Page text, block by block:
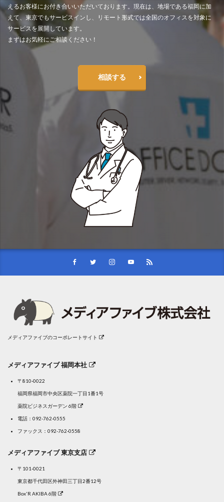
えるお客様にお付き合いいただいております。現在は、地場である福岡に加
えて、東京でもサービスインし、リモート形式では全国のオフィスを対象に
サービスを展開しています。
まずはお気軽にご相談ください！
相談する
メディアファイブのコーポレートサイト
メディアファイブ 福岡本社
〒810-0022
福岡県福岡市中央区薬院一丁目1番1号
薬院ビジネスガーデン 6階
電話： 092-762-0555
ファックス：092-762-0558
メディアファイブ 東京支店
〒101-0021
東京都千代田区外神田三丁目2番12号
Box'R AKIBA 6階